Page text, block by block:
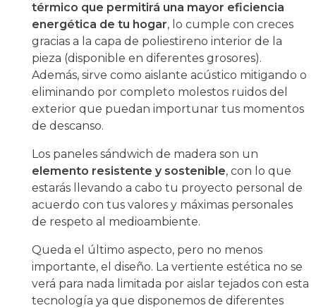
térmico que permitirá una mayor eficiencia
energética de tu hogar, lo cumple con creces
gracias a la capa de poliestireno interior de la
pieza (disponible en diferentes grosores).
Además, sirve como aislante acústico mitigando o
eliminando por completo molestos ruidos del
exterior que puedan importunar tus momentos
de descanso.
Los paneles sándwich de madera son un
elemento resistente y sostenible, con lo que
estarás llevando a cabo tu proyecto personal de
acuerdo con tus valores y máximas personales
de respeto al medioambiente.
Queda el último aspecto, pero no menos
importante, el diseño. La vertiente estética no se
verá para nada limitada por aislar tejados con esta
tecnología ya que disponemos de diferentes